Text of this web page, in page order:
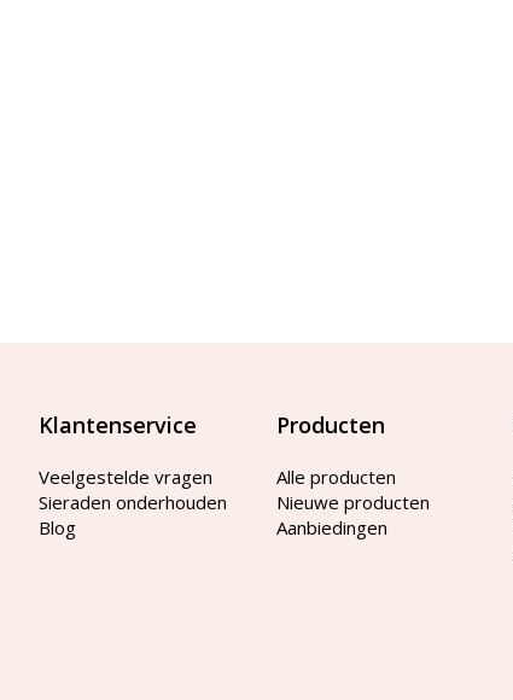
Klantenservice
Veelgestelde vragen
Sieraden onderhouden
Blog
Producten
Alle producten
Nieuwe producten
Aanbiedingen